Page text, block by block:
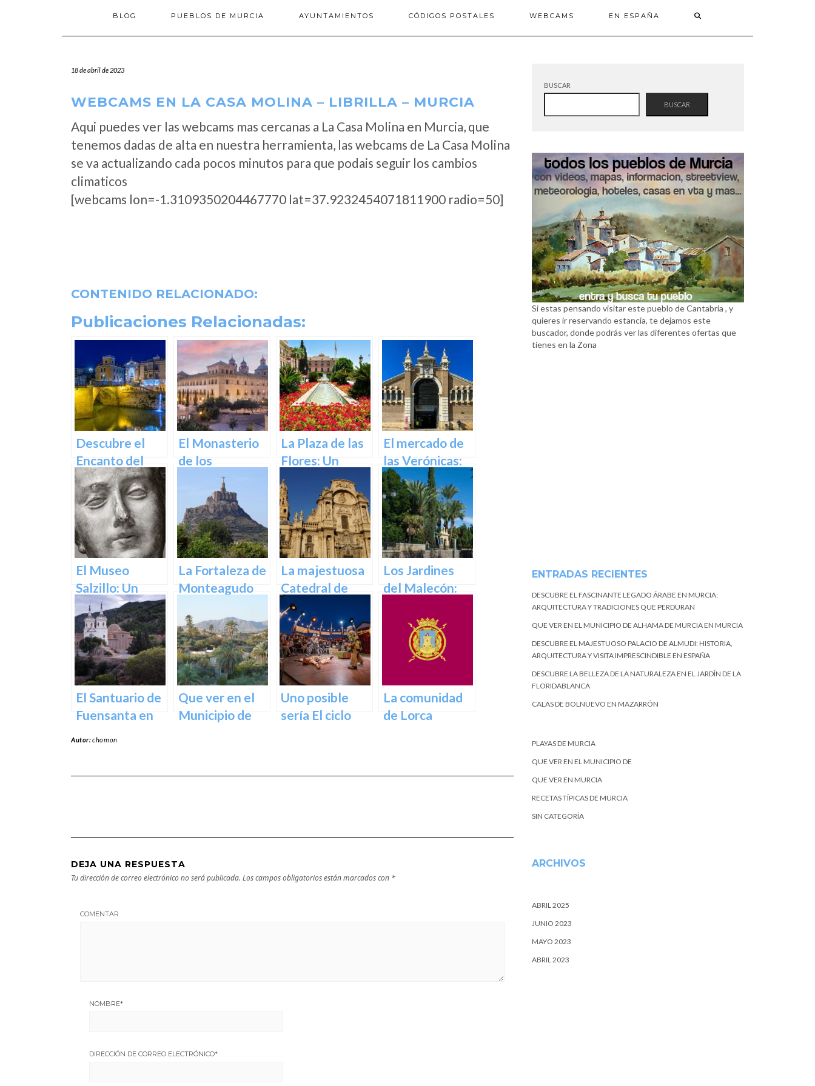
BLOG PUEBLOS DE MURCIA AYUNTAMIENTOS CÓDIGOS POSTALES WEBCAMS EN ESPAÑA
18 de abril de 2023
WEBCAMS EN LA CASA MOLINA – LIBRILLA – MURCIA
Aqui puedes ver las webcams mas cercanas a La Casa Molina en Murcia, que
tenemos dadas de alta en nuestra herramienta, las webcams de La Casa Molina
se va actualizando cada pocos minutos para que podais seguir los cambios
climaticos
[webcams lon=-1.3109350204467770 lat=37.9232454071811900 radio=50]
CONTENIDO RELACIONADO:
Publicaciones Relacionadas:
Descubre el
Encanto del
Puente de los
Peligros en
Murcia: Un
Icono Histórico
y Cultural en el
Corazón de la
Ciudad
El Monasterio
de los
Jerónimos en
Murcia: Un
tesoro
arquitectónico
y espiritual en
el corazón de la
ciudad
La Plaza de las
Flores: Un
Rincón de Color
en la Ciudad de
Murcia
El mercado de
las Verónicas:
descubre el
mercado más
emblemático
de Murcia
El Museo
Salzillo: Un
Tesoro de la
Escultura
Barroca en
España en
Murcia
La Fortaleza de
Monteagudo
La majestuosa
Catedral de
Murcia: un
tesoro
arquitectónico
y cultural
Los Jardines
del Malecón:
Ciudad.
El Santuario de
Fuensanta en
Que ver en el
Municipio de
Uno posible
sería El ciclo
La comunidad
de Lorca
Autor:chomon
DEJA UNA RESPUESTA
Tu dirección de correo electrónico no será publicada. Los campos obligatorios están marcados con *
COMENTAR
NOMBRE*
DIRECCIÓN DE CORREO ELECTRÓNICO*
BUSCAR
BUSCAR
Si estas pensando visitar este pueblo de Cantabria , y
quieres ir reservando estancia, te dejamos este
buscador, donde podrás ver las diferentes ofertas que
tienes en la Zona
ENTRADAS RECIENTES
DESCUBRE EL FASCINANTE LEGADO ÁRABE EN MURCIA:
ARQUITECTURA Y TRADICIONES QUE PERDURAN
QUE VER EN EL MUNICIPIO DE ALHAMA DE MURCIA EN MURCIA
DESCUBRE EL MAJESTUOSO PALACIO DE ALMUDI: HISTORIA,
ARQUITECTURA Y VISITA IMPRESCINDIBLE EN ESPAÑA
DESCUBRE LA BELLEZA DE LA NATURALEZA EN EL JARDÍN DE LA
FLORIDABLANCA
CALAS DE BOLNUEVO EN MAZARRÓN
PLAYAS DE MURCIA
QUE VER EN EL MUNICIPIO DE
QUE VER EN MURCIA
RECETAS TÍPICAS DE MURCIA
SIN CATEGORÍA
ARCHIVOS
ABRIL 2025
JUNIO 2023
MAYO 2023
ABRIL 2023